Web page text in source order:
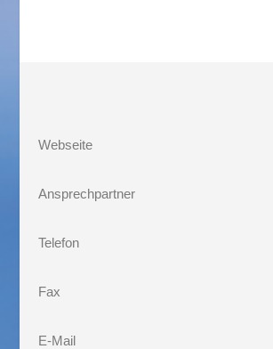
Webseite
Ansprechpartner
Telefon
Fax
E-Mail